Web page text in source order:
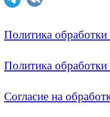
Политика
Политика
Согласие на